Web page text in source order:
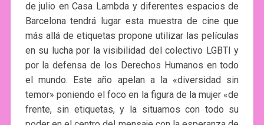
de julio en Casa Lambda y diferentes espacios de
Barcelona tendrá lugar esta muestra de cine que
más allá de etiquetas propone utilizar las películas
en su lucha por la visibilidad del colectivo LGBTI y
por la defensa de los Derechos Humanos en todo
el mundo. Este año apelan a la «diversidad sin
temor» poniendo el foco en la figura de la mujer «de
frente, sin etiquetas, y la situamos con todo su